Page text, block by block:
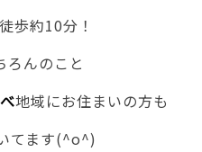
歩約10分！
ろんのこと
地域にお住まいの方も
てます(^o^)